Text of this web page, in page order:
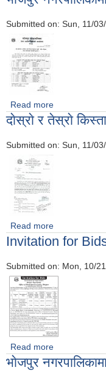
Submitted on: Sun, 11/
Read more
दाेस्राे र तेस्राे
Submitted on: Sun, 11/
Read more
Invitation for
Submitted on: Mon, 10/
Read more
भाेजपुर